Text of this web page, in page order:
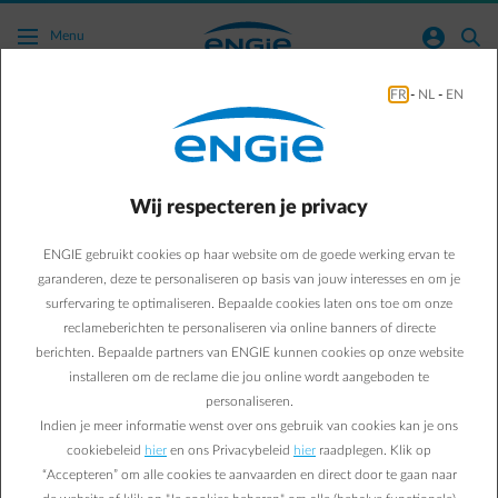
Ga naar de hoofdinhoud
Menu normal-account-circle search
Ik produceer zelf energie. Hoeveel energie
heb ik op het net geïnjecteerd?
ontvangen deze gegevens van uw distributienetbeheerder. Op basis
van deze injectiegegevens worden de distributiekosten berekend.
Dat bedrag wordt u gefactureerd. Op uw factuur vindt u eveneens
de rekennota terug. Aan de hand van de debetnota kunt u ENGIE
factureren.
Klik op onderstaande knop om aan te melden op uw Customer
Area en uw facturen te raadplegen.
Nog geen account? U kunt uw
account online aanmaken.
FR - NL - EN
Wij respecteren je privacy
ENGIE gebruikt cookies op haar website om de goede werking ervan te
garanderen, deze te personaliseren op basis van jouw interesses en om je
surfervaring te optimaliseren. Bepaalde cookies laten ons toe om onze
reclameberichten te personaliseren via online banners of directe
berichten. Bepaalde partners van ENGIE kunnen cookies op onze website
installeren om de reclame die jou online wordt aangeboden te
personaliseren.
Indien je meer informatie wenst over ons gebruik van cookies kan je ons
cookiebeleid hier en ons Privacybeleid hier raadplegen. Klik op
“Accepteren” om alle cookies te aanvaarden en direct door te gaan naar